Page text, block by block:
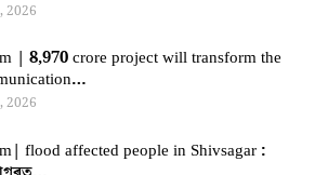
2026
| 8,970 crore project will transform the
2026
flood affected people in Shivsagar :